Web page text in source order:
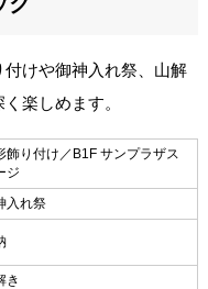
けや御神入れ祭、山解
楽しめます。
飾り付け／B1F サンプラザス
ジ
入れ祭
き